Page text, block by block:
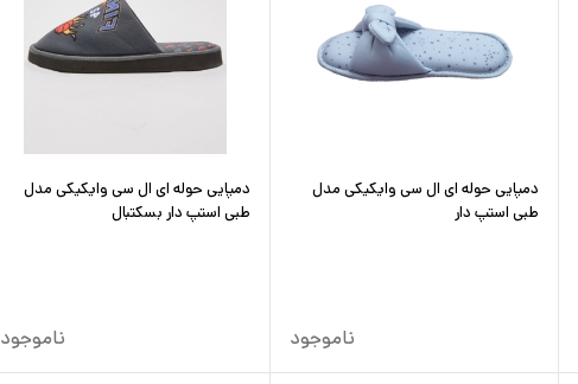
دمپایی حوله ای ال سی وایکیکی مدل
طبی استپ دار
ناموجود
دمپایی حوله ای ال سی وایکیکی مدل
طبی استپ دار بسکتبال
ناموجود